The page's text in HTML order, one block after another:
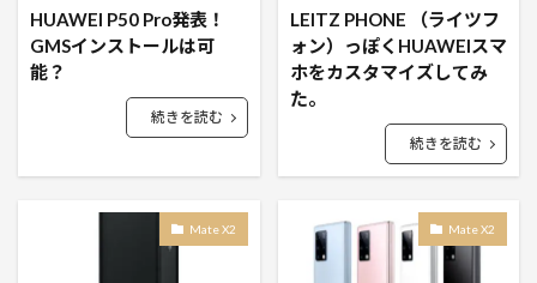
HUAWEI P50 Pro発表！
GMSインストールは可
能？
続きを読む
LEITZ PHONE （ライツフ
ォン）っぽくHUAWEIスマ
ホをカスタマイズしてみ
た。
続きを読む
Mate X2 Mate X2